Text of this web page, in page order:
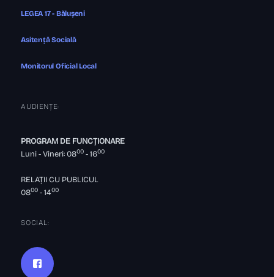
LEGEA 17 - Bălușeni
Asitență Socială
Monitorul Oficial Local
AUDIENȚE:
PROGRAM DE FUNCȚIONARE
Luni - Vineri: 0800 - 1600
RELAȚII CU PUBLICUL
0800 - 1400
SOCIAL: